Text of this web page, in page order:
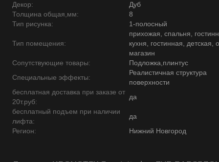
Декор:
Дуб
Толщина общая,мм:
8
Тип рисунка:
1-полосный
Тип помещения:
прихожая, спальня,
кухня, гостинная, детская,
магазин
Сопутствующие товары:
Подложка,плинтус
Специальные эффекты:
Реалистичная структура
поверхности
бесплатная доставка при заказе от
20т.руб:
да
бесплатный подъем при наличии
лифта:
да
Регион:
Нижний Новгород